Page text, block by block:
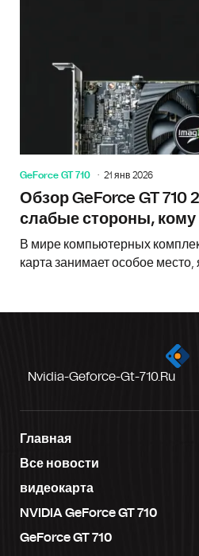
GeForce GT 710 21 янв 2026
Обзор GeForce GT 710
слабые стороны, кому
В мире компьютерных
карта занимает особое место,
Nvidia-Geforce-Gt-710.ru
Главная
Все новости
видеокарта
NVIDIA GeForce GT 710
GeForce GT 710